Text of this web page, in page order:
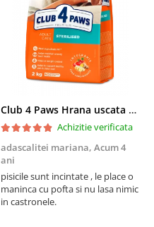
Club 4 Paws Hrana uscata pisici sterilizate, 2kg
Achizitie verificata
adascalitei mariana, Acum 4
ani
pisicile sunt incintate , le place o
maninca cu pofta si nu lasa nimic
in castronele.